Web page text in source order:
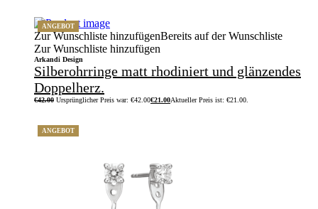
ANGEBOT
Zur Wunschliste hinzufügenBereits auf der Wunschliste
Zur Wunschliste hinzufügen
Arkandi Design
Silberohrringe matt rhodiniert und glänzendes
Doppelherz.
€42.00 Ursprünglicher Preis war: €42.00€21.00Aktueller Preis ist: €21.00.
ANGEBOT